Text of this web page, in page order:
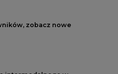
intermodalnego w